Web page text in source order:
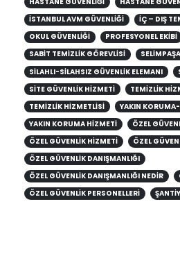
ISTANBUL AVM GÜVENLIĞI
IÇ – DIŞ
OKUL GÜVENLIĞI
PROFESYONEL EKIBI
SABIT TEMIZLIK GÖREVLISI
SILAHLI-SILAHSIZ GÜVENLIK ELEMANI
SITE GÜVENLIK HIZMETI
TEMIZLIK
TEMIZLIK HIZMETLISI
YAKIN
YAKIN KORUMA HIZMETI
ÖZEL
ÖZEL GÜVENLIK HIZMETI
ÖZEL
ÖZEL GÜVENLIK DANIŞMANLIĞI
ÖZEL GÜVENLIK DANIŞMANLIĞI NEDIR
ÖZEL GÜVENLIK PERSONELLERI